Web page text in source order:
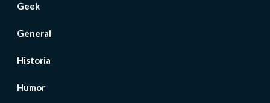
Geek
General
Historia
Humor